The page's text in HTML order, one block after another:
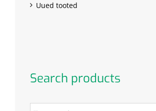
Uued tooted
Search products